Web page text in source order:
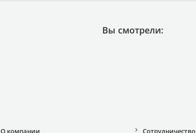
Вы смотрели:
О компании Сотрудничество